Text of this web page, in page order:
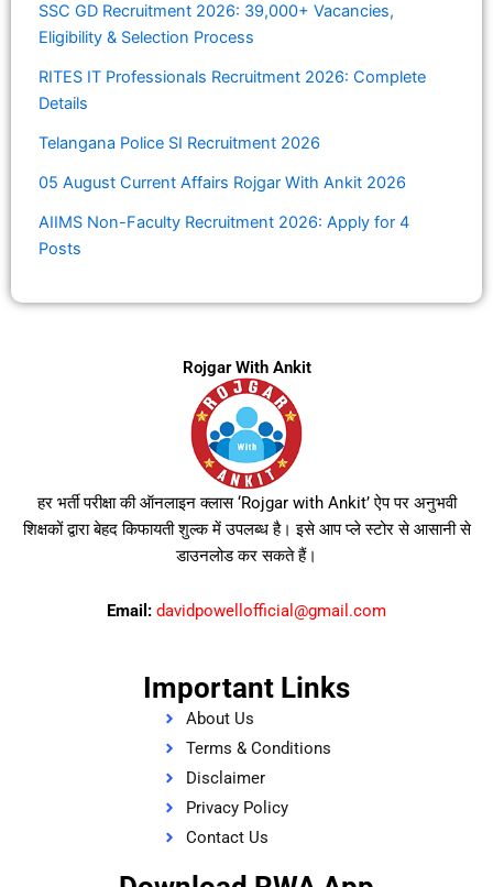
SSC GD Recruitment 2026: 39,000+ Vacancies,
Eligibility & Selection Process
RITES IT Professionals Recruitment 2026: Complete
Details
Telangana Police SI Recruitment 2026
05 August Current Affairs Rojgar With Ankit 2026
AIIMS Non-Faculty Recruitment 2026: Apply for 4
Posts
Rojgar With Ankit
हर भर्ती परीक्षा की ऑनलाइन क्लास ‘Rojgar with Ankit’ ऐप पर अनुभवी
शिक्षकों द्वारा बेहद किफायती शुल्क में उपलब्ध है। इसे आप प्ले स्टोर से आसानी से
डाउनलोड कर सकते हैं।
Email: davidpowellofficial@gmail.com
Important Links
About Us
Terms & Conditions
Disclaimer
Privacy Policy
Contact Us